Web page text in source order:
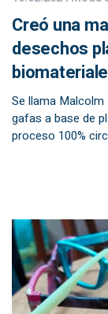
Creó una
desechos
Se llama
gafas a base de
proceso 100%